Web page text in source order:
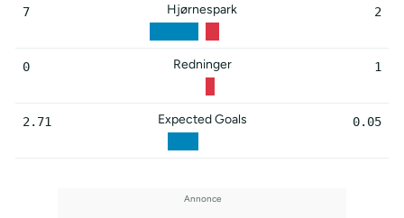
7 Hjørnespark 2
0 Redninger 1
2.71 Expected Goals 0.05